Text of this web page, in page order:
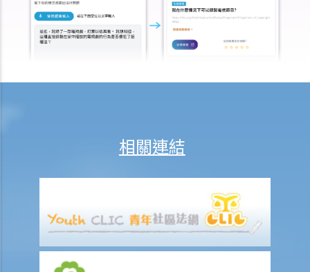
錯的一方之前，我需要依循甚麼程序？
損害賠償陳述書
賠償項目
我的配偶在工作時因意外而死亡，我或我的家人可獲哪些賠償？
我在工作時因遇到意外而受傷及導致傷殘，我或我的家人可獲哪些賠
相關連結